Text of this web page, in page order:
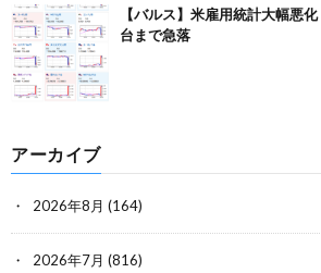
【バルス】米雇用統計大幅悪
台まで急落
アーカイブ
2026年8月 (164)
2026年7月 (816)